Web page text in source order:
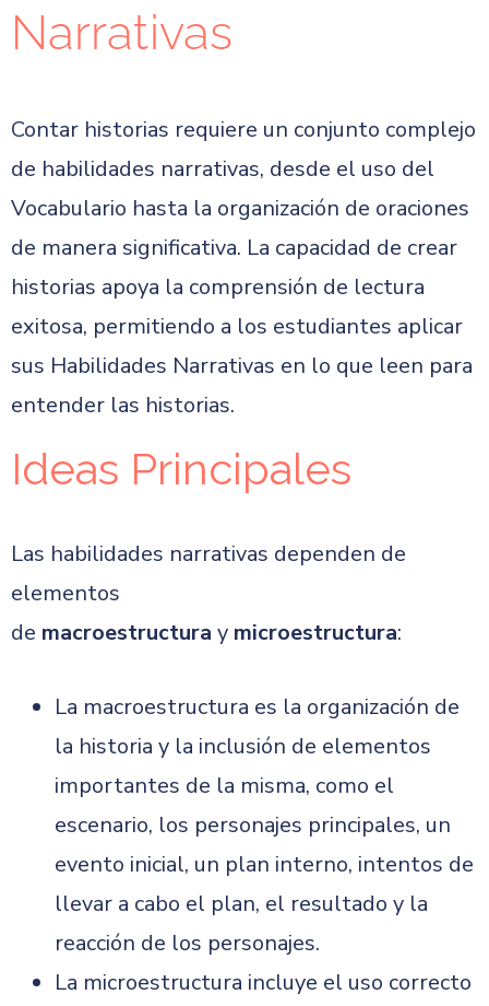
Narrativas
Contar historias requiere un conjunto complejo
de habilidades narrativas, desde el uso del
Vocabulario hasta la organización de oraciones
de manera significativa. La capacidad de crear
historias apoya la comprensión de lectura
exitosa, permitiendo a los estudiantes aplicar
sus Habilidades Narrativas en lo que leen para
entender las historias.
Ideas Principales
Las habilidades narrativas dependen de
elementos
de macroestructura y microestructura:
La macroestructura es la organización de
la historia y la inclusión de elementos
importantes de la misma, como el
escenario, los personajes principales, un
evento inicial, un plan interno, intentos de
llevar a cabo el plan, el resultado y la
reacción de los personajes.
La microestructura incluye el uso correcto